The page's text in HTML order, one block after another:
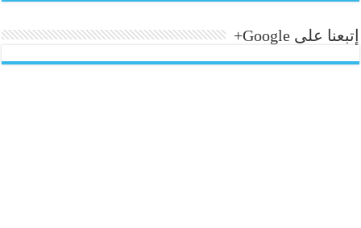
إتبعنا على Google+